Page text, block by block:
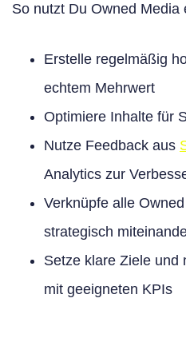
So nutzt Du Owned Media
Erstelle regelmäßig
echtem Mehrwert
Optimiere Inhalte für
Nutze Feedback aus
Analytics zur
Verknüpfe alle
strategisch
Setze klare Ziele und
mit geeigneten KPIs